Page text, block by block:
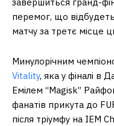
перемог, що
матчу за третє місце
Минулорічним
Vitality, яка у фіналі в
Емілем “Magisk”
фанатів прикута до
після тріумфу на IEM